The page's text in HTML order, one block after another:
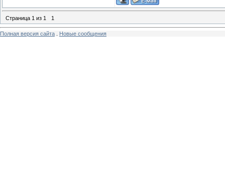
Страница 1 из 1 1
Полная версия сайта Новые сообщения